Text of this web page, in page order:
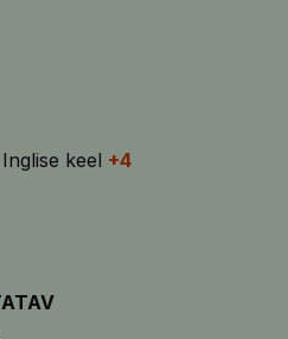
Inglise keel +4